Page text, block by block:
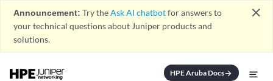
Announcement: Try theAsk AI chatbotfor answers to
your technical questions about Juniper products and
solutions.
close
HPE Aruba Docsarrow_forward